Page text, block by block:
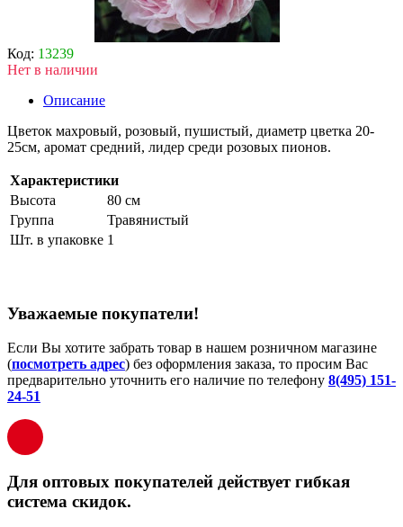
Код: 13239
Нет в наличии
Описание
Цветок махровый, розовый, пушистый, диаметр цветка 20-
25см, аромат средний, лидер среди розовых пионов.
Характеристики
Высота
80 см
Группа
Травянистый
Шт. в упаковке 1
Уважаемые покупатели!
Если Вы хотите забрать товар в нашем розничном магазине
(посмотреть адрес) без оформления заказа, то просим Вас
предварительно уточнить его наличие по телефону 8(495) 151-
24-51
Для оптовых покупателей действует гибкая
система скидок.